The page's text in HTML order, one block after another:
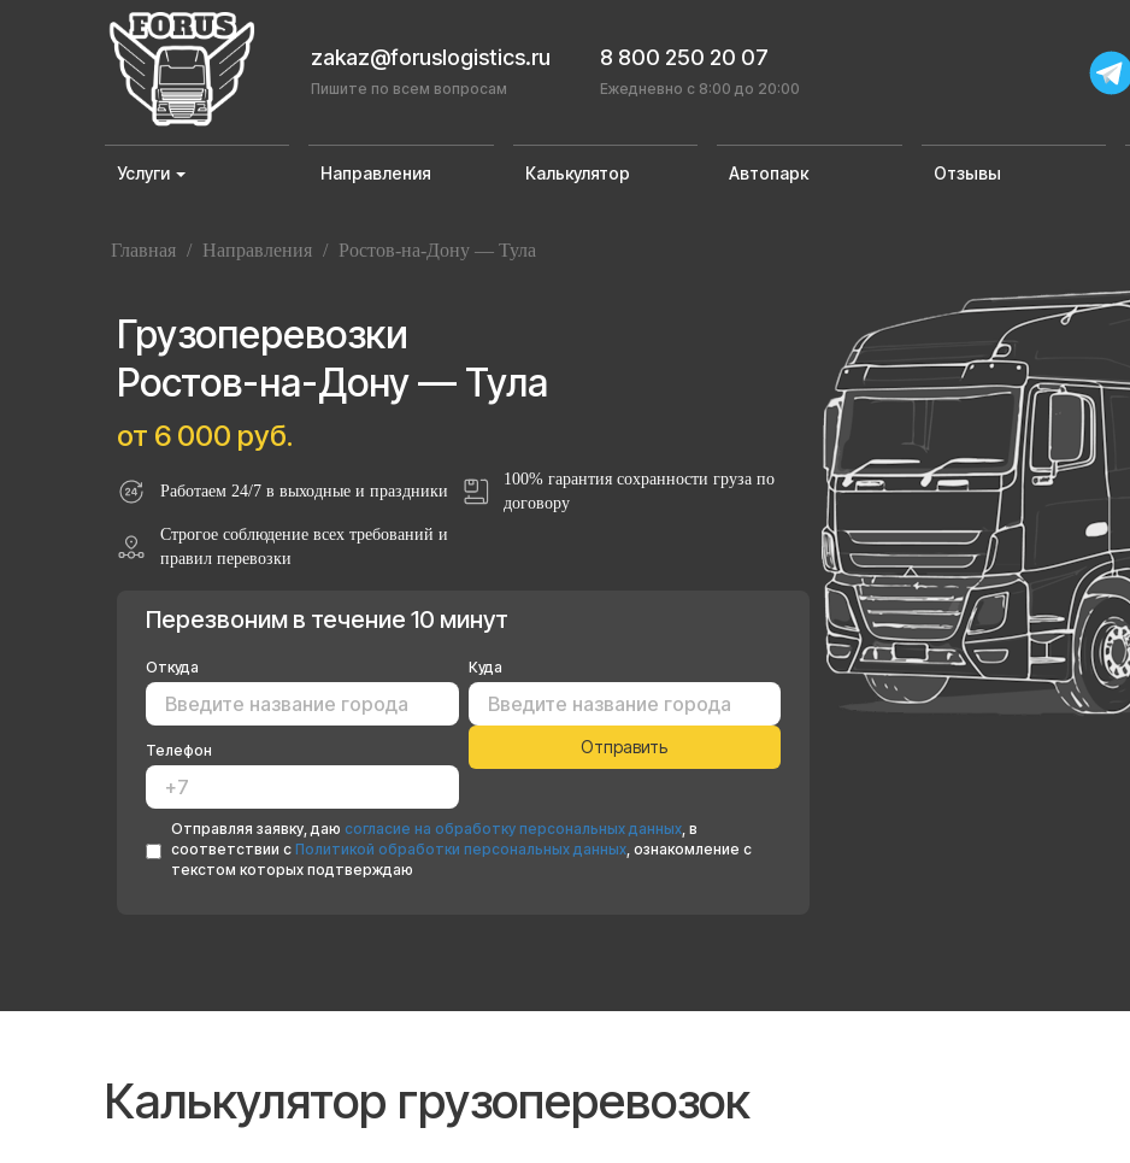
zakaz@foruslogistics.ru
Пишите по всем вопросам
8 800 250 20 07
Ежедневно с 8:00 до 20:00
Услуги Направления Калькулятор Автопарк Отзывы
Главная / Направления / Ростов-на-Дону — Тула
Грузоперевозки
Ростов-на-Дону — Тула
от 6 000 руб.
Работаем 24/7 в выходные и праздники
100% гарантия сохранности груза по
договору
Строгое соблюдение всех требований и
правил перевозки
Перезвоним в течение 10 минут
Откуда Куда
Телефон
Отправляя заявку, даю согласие на обработку персональных данных, в
соответствии с Политикой обработки персональных данных, ознакомление с
текстом которых подтверждаю
Калькулятор грузоперевозок